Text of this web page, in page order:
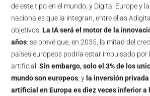
de este tipo en el mundo, y Digital Europe y
nacionales que la integran, entre ellas
objetivos.La IA será el motor de la
años: se prevé que, en 2035, la mitad del
países europeos podría estar impulsado por
artificial.Sin embargo, solo el 3% de los
mundo son europeos , y la inversión
artificial en Europa es diez veces inferior a